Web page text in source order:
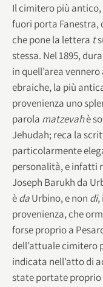
Il cimitero più
fuori porta Fanestra,
che pone la lettera t
stessa. Nel 1895,
in quell’area
ebraiche, la più
provenienza uno
parola matzevahè
Jehudah; reca la
particolarmente
personalità, e infatti
Joseph Barukh da
èdaUrbino, e non di,
provenienza, che
forse proprio a
dell’attuale cimitero
indicata nell’atto di
state portate proprio